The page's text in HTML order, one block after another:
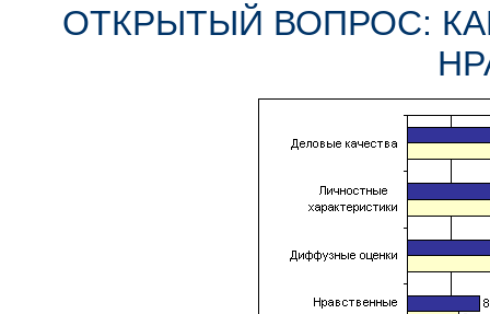
ОТКРЫТЫЙ ВОПРОС: